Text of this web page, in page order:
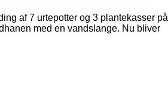
af 7 urtepotter og 3 plantekasser på
med en vandslange. Nu bliver